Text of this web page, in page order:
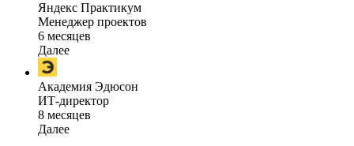
Яндекс Практикум
Менеджер проектов
6 месяцев
Далее
Академия Эдюсон
ИТ-директор
8 месяцев
Далее